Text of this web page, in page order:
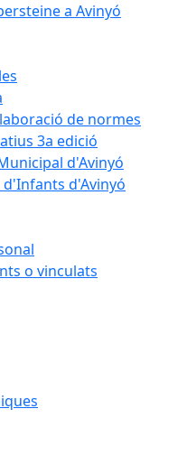
a Avinyó
de normes
3a edició
d'Avinyó
d'Avinyó
o vinculats